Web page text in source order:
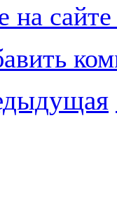
на